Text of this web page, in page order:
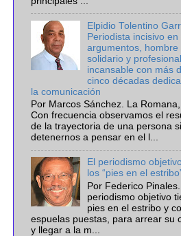
Elpidio Tolentino
Periodista incisivo en
argumentos, hombre
solidario y profesional
incansable con más
cinco décadas
la comunicación
Por Marcos Sánchez. La
Con frecuencia observamos el
de la trayectoria de una persona
detenernos a pensar en el l...
El periodismo
los “pies en el
Por Federico Pinales.
periodismo objetivo
pies en el estribo y
espuelas puestas, para arrear su
y llegar a la m...